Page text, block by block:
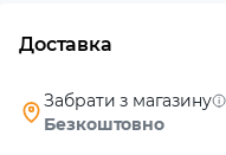
Доставка
Забрати з магазину
Безкоштовно